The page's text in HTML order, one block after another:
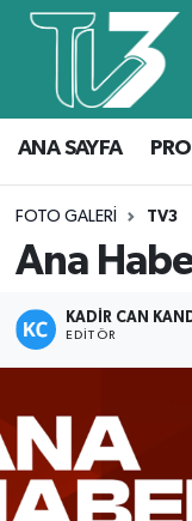
ANA SAYFA
FOTO GALERI TV3
Ana
KADIR CAN
EDITÖR
Foto Galeri
Canlı Yayın
ANA SAYFA
NASIL
İLETİŞİM
KÜNYE